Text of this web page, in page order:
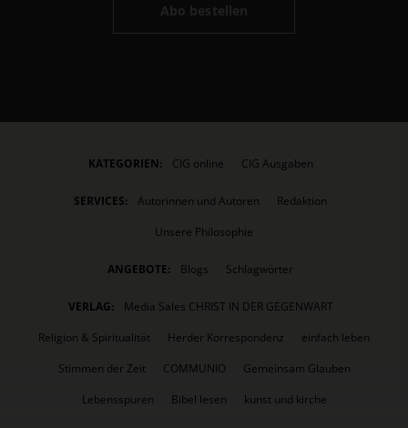
Abo bestellen
KATEGORIEN: CIG online CIG Ausgaben
SERVICES: Autorinnen und Autoren
Redaktion
Unsere Philosophie
ANGEBOTE: Blogs Schlagwörter
VERLAG:
Media Sales CHRIST IN DER GEGENWART
Religion & Spiritualität
Herder Korrespondenz
einfach leben
Stimmen der Zeit
COMMUNIO
Gemeinsam Glauben
Lebensspuren
Bibel lesen kunst und kirche